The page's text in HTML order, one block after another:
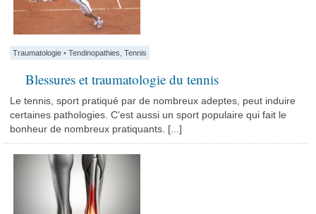
Traumatologie •Tendinopathies ,Tennis
Blessures et traumatologie du tennis
Le tennis, sport pratiqué par de nombreux adeptes, peut induire
certaines pathologies. C'est aussi un sport populaire qui fait le
bonheur de nombreux pratiquants. [...]